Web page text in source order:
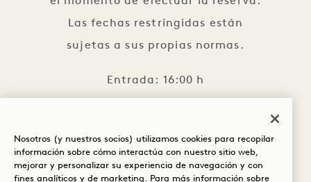
Las fechas restringidas están
sujetas a sus propias normas.
Entrada: 16:00 h
Para reservar una habitación hay
que ser mayor de 19 años.
Nosotros (y nuestros socios) utilizamos cookies para recopilar
información sobre cómo interactúa con nuestro sitio web,
mejorar y personalizar su experiencia de navegación y con
fines analíticos y de marketing. Para más información sobre